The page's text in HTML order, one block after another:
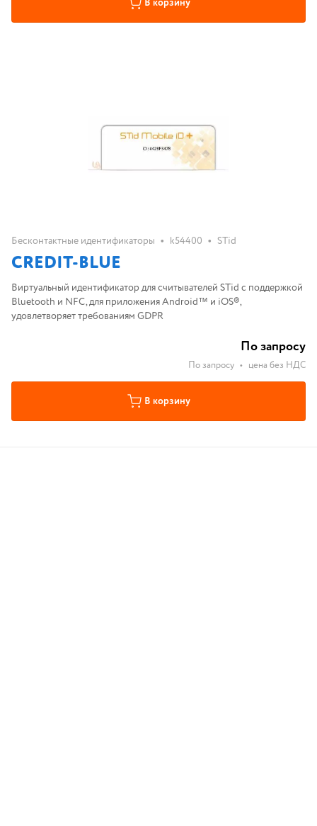
В корзину
Бесконтактные идентификаторы • k54400 • STid
CREDIT-BLUE
Виртуальный идентификатор для считывателей STid с поддержкой
Bluetooth и NFC, для приложения Android™ и iOS®,
удовлетворяет требованиям GDPR
По запросу
По запросу • цена без НДС
В корзину